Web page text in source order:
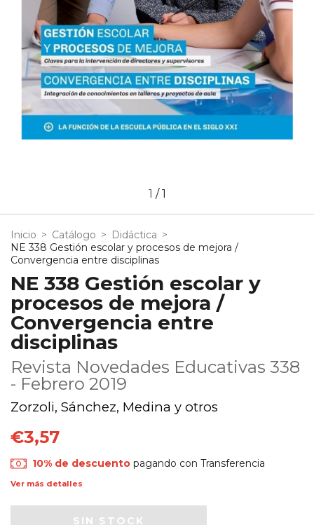
1 /1
Inicio > Catálogo > Didáctica >
NE 338 Gestión escolar y procesos de mejora /
Convergencia entre disciplinas
NE 338 Gestión escolar y
procesos de mejora /
Convergencia entre
disciplinas
Revista Novedades Educativas 338
- Febrero 2019
Zorzoli, Sánchez, Medina y otros
€3,57
10% de descuento pagando con Transferencia
Ver más detalles